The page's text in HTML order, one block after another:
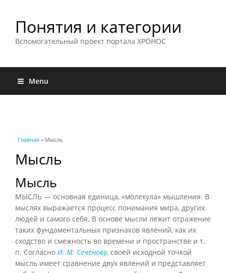
Понятия и категории
Вспомогательный проект портала ХРОНОС
Menu
Вы здесь
Главная » Мысль
Мысль
Мысль
МЫСЛЬ — основная единица, «молекула» мышления. В
мыслях выражается процесс понимания мира, других
людей и самого себя. В основе мысли лежит отражение
таких фундаментальных признаков явлений, как их
сходство и смежность во времени и пространстве и т.
п. Согласно И. М. Сеченову, своей исходной точкой
мысль имеет сравнение двух явлений и представляет